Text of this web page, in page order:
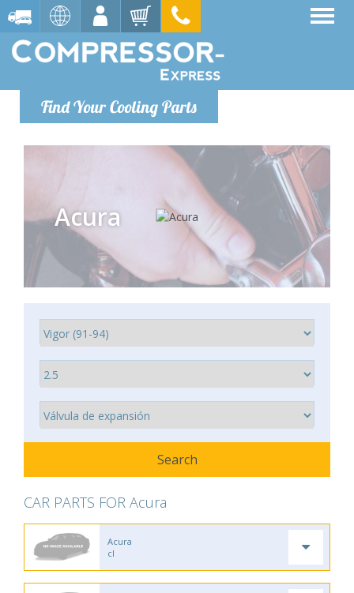
Find Your Cooling Parts
Acura
CAR PARTS FOR Acura
Acura
cl